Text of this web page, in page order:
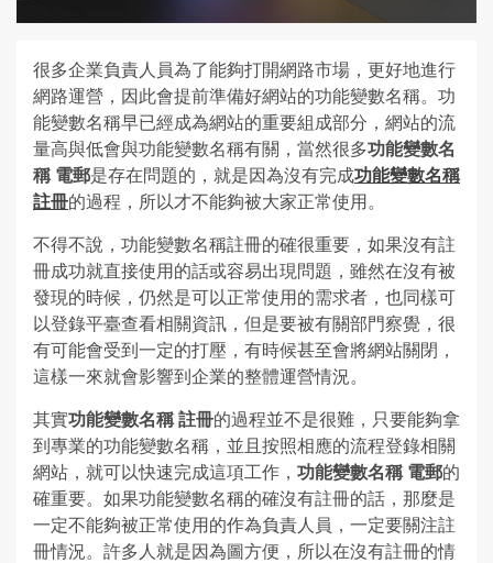
很多企業負責人員為了能夠打開網路市場，更好地進行
網路運營，因此會提前準備好網站的功能變數名稱。功
能變數名稱早已經成為網站的重要組成部分，網站的流
量高與低會與功能變數名稱有關，當然很多功能變數名
稱 電郵是存在問題的，就是因為沒有完成功能變數名稱
註冊的過程，所以才不能夠被大家正常使用。
不得不說，功能變數名稱註冊的確很重要，如果沒有註
冊成功就直接使用的話或容易出現問題，雖然在沒有被
發現的時候，仍然是可以正常使用的需求者，也同樣可
以登錄平臺查看相關資訊，但是要被有關部門察覺，很
有可能會受到一定的打壓，有時候甚至會將網站關閉，
這樣一來就會影響到企業的整體運營情況。
其實功能變數名稱 註冊的過程並不是很難，只要能夠拿
到專業的功能變數名稱，並且按照相應的流程登錄相關
網站，就可以快速完成這項工作， 功能變數名稱 電郵的
確重要。如果功能變數名稱的確沒有註冊的話，那麼是
一定不能夠被正常使用的作為負責人員，一定要關注註
冊情況。許多人就是因為圖方便，所以在沒有註冊的情